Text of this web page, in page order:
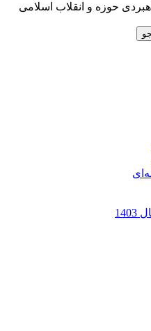
حوزه و انقلاب اسلامی